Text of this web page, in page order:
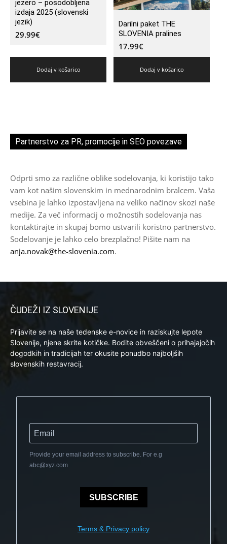
jezero – posodobljena
izdaja 2025 (slovenski
jezik)
29.99€
Dodaj v košarico
Darilni paket THE
SLOVENIA pralines
17.99€
Dodaj v košarico
Partnerstvo za PR, promocije in SEO povezave
Odprti smo za različne oblike sodelovanja, ki koristijo tako
vam kot našim slovenskim in mednarodnim bralcem. Vaša
vsebina je lahko izpostavljena na veliko načinov skozi naše
medije. Za več informacij o možnostih sodelovanja nas
kontaktirajte in skupaj bomo ustvarili koristno partnerstvo.
Sodelovanje je lahko celo brezplačno! Pišite nam na
anja.novak@the-slovenia.com.
ČUDEŽI IZ SLOVENIJE
Prijavite se na naše tedenske e-novice in raziskujte lepote
Slovenije, njene skrite kotičke. Bodite obveščeni o prihajajočih
dogodkih in tradicijah ter okusite ponudbo najboljših
slovenskih restavracij.
Provide your email address to subscribe. For e.g
abc@xyz.com
SUBSCRIBE
Terms & Privacy policy